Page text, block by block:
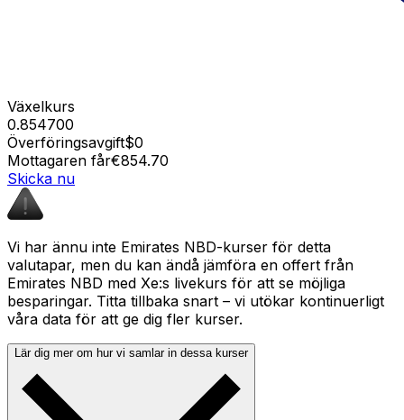
Växelkurs
0.854700
Överföringsavgift$0
Mottagaren får€854.70
Skicka nu
Vi har ännu inte Emirates NBD-kurser för detta
valutapar, men du kan ändå jämföra en offert från
Emirates NBD med Xe:s livekurs för att se möjliga
besparingar. Titta tillbaka snart – vi utökar kontinuerligt
våra data för att ge dig fler kurser.
Lär dig mer om hur vi samlar in dessa kurser